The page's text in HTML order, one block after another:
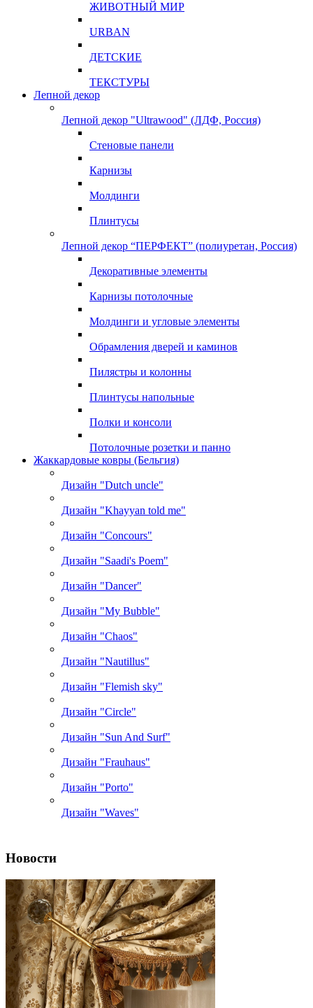
ЖИВОТНЫЙ МИР
URBAN
ДЕТСКИЕ
ТЕКСТУРЫ
Лепной декор
Лепной декор "Ultrawood" (ЛДФ, Россия)
Стеновые панели
Карнизы
Молдинги
Плинтусы
Лепной декор “ПЕРФЕКТ” (полиуретан, Россия)
Декоративные элементы
Карнизы потолочные
Молдинги и угловые элементы
Обрамления дверей и каминов
Пилястры и колонны
Плинтусы напольные
Полки и консоли
Потолочные розетки и панно
Жаккардовые ковры (Бельгия)
Дизайн "Dutch uncle"
Дизайн "Khayyan told me"
Дизайн "Concours"
Дизайн "Saadi's Poem"
Дизайн "Dancer"
Дизайн "My Bubble"
Дизайн "Chaos"
Дизайн "Nautillus"
Дизайн "Flemish sky"
Дизайн "Circle"
Дизайн "Sun And Surf"
Дизайн "Frauhaus"
Дизайн "Porto"
Дизайн "Waves"
Новости